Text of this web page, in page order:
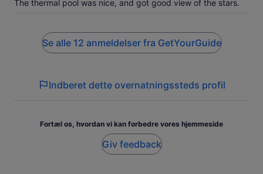
The thermal pool was nice, and got good view of the stars.
Se alle 12 anmeldelser fra GetYourGuide
Indberet dette overnatningssteds profil
Fortæl os, hvordan vi kan forbedre vores hjemmeside
Giv feedback